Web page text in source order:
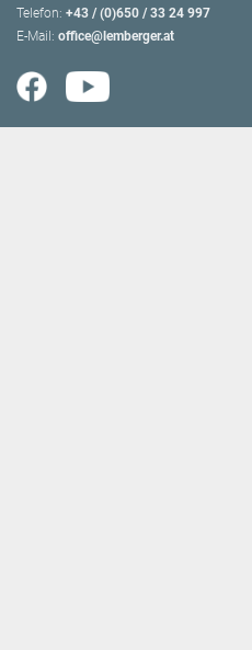
Telefon: +43 / (0)650 / 33 24 997
E-Mail: office@lemberger.at